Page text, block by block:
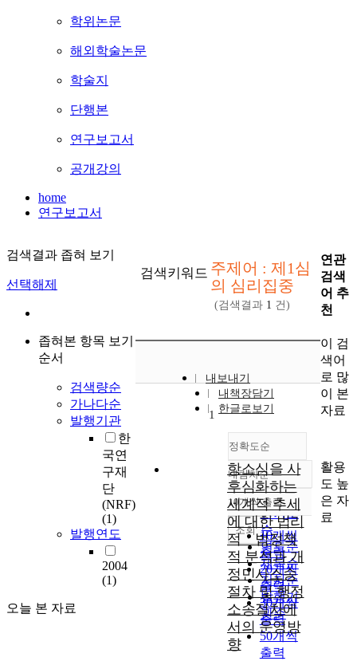
학위논문
해외학술논문
학술지
단행본
연구보고서
공개강의
home
연구보고서
검색결과 좁혀 보기
선택해제
좁혀본 항목 보기
순서
검색량순
가나다순
발행기관
한
국연
구재
단
(NRF)
(1)
발행연도
2004
(1)
오늘 본 자료
검색키워드 주제어 : 제1심
의 심리집중
(검색결과 1 건)
내보내기
내책장담기
한글로보기
정확도순
정확도
순
인기도
순
연도순
제목순
저자순
발행기
관순
내림차순
내림차순
10개씩 출력
10개씩
출력
20개씩
출력
30개씩
출력
50개씩
출력
조회
1
항소심을 사
후심화하는
세계적 추세
에 대한 법리
적ㆍ법정책
적 분석과 개
정민사소송
절차 및 행정
소송절차에
서의 운영방
향
연관
검색
어 추
천
이 검
색어
로 많
이 본
자료
활용
도 높
은 자
료